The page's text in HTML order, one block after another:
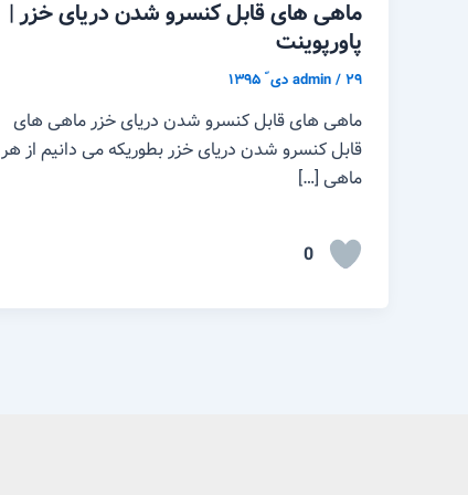
ماهی های قابل کنسرو شدن دریای خزر |
پاورپوینت
admin/۲۹ دی ّ ۱۳۹۵
ماهی های قابل کنسرو شدن دریای خزر ماهی های
قابل کنسرو شدن دریای خزر بطوریکه می دانیم از هر
ماهی […]
0